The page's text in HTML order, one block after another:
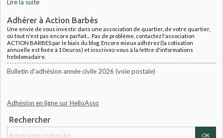
Lire la suite
Adhérer à Action Barbès
Une envie de vous investir dans une association de quartier, de votre quartier,
où tout n'est pas encore parfait.... Pas de problème, contactez l'association
ACTION BARBES par le biais du blog. Encore mieux adhérez (la cotisation
annuelle est fixée à 10euros) et inscrivez-vous à la lettre d'informations
hebdomadaire.
Bulletin d'adhésion année civile 2026 (voie postale)
Adhésion en ligne sur HelloAsso
Rechercher